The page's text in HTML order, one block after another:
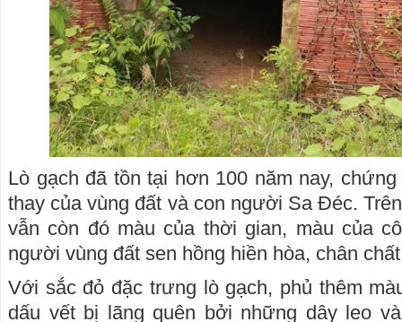
Lò gạch đã tồn tại hơn 100 năm nay,
thay của vùng đất và con người Sa Đéc.
vẫn còn đó màu của thời gian, màu của
người vùng đất sen hồng hiền hòa, chân
Với sắc đỏ đặc trưng lò gạch, phủ thêm
dấu vết bị lãng quên bởi những dây leo